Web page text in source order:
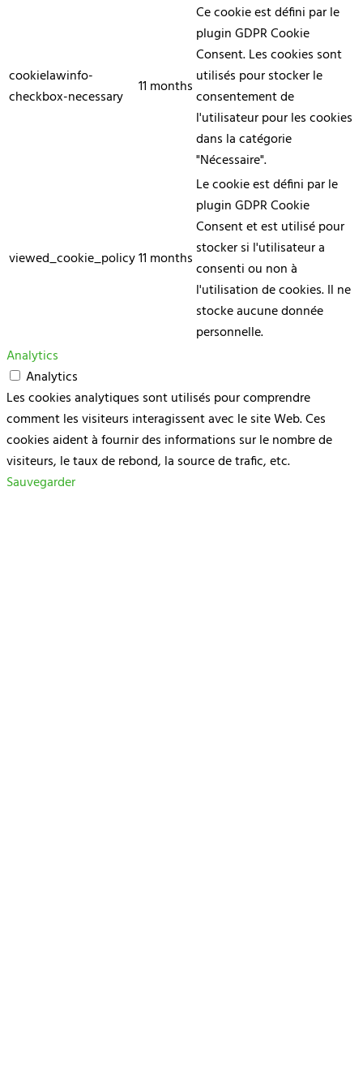
cookielawinfo-
checkbox-necessary
11 months
Ce cookie est défini par le
plugin GDPR Cookie
Consent. Les cookies sont
utilisés pour stocker le
consentement de
l'utilisateur pour les cookies
dans la catégorie
"Nécessaire".
viewed_cookie_policy11 months
Le cookie est défini par le
plugin GDPR Cookie
Consent et est utilisé pour
stocker si l'utilisateur a
consenti ou non à
l'utilisation de cookies. Il ne
stocke aucune donnée
personnelle.
Analytics
Analytics
Les cookies analytiques sont utilisés pour comprendre
comment les visiteurs interagissent avec le site Web. Ces
cookies aident à fournir des informations sur le nombre de
visiteurs, le taux de rebond, la source de trafic, etc.
Sauvegarder